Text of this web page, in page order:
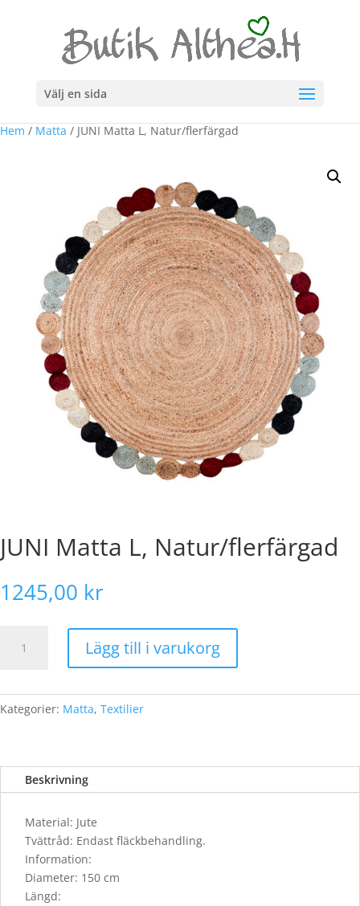
Välj en sida
Hem / Matta / JUNI Matta L, Natur/flerfärgad
JUNI Matta L, Natur/flerfärgad
1245,00 kr
Matta
mängd
Lägg till i varukorg
Kategorier: Matta, Textilier
Beskrivning
Material: Jute
Tvättråd: Endast fläckbehandling.
Information:
Diameter: 150 cm
Längd: